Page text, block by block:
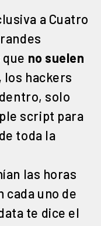
a Cuatro
no suelen
los hackers
solo
script para
toda la
las horas
cada uno de
te dice el